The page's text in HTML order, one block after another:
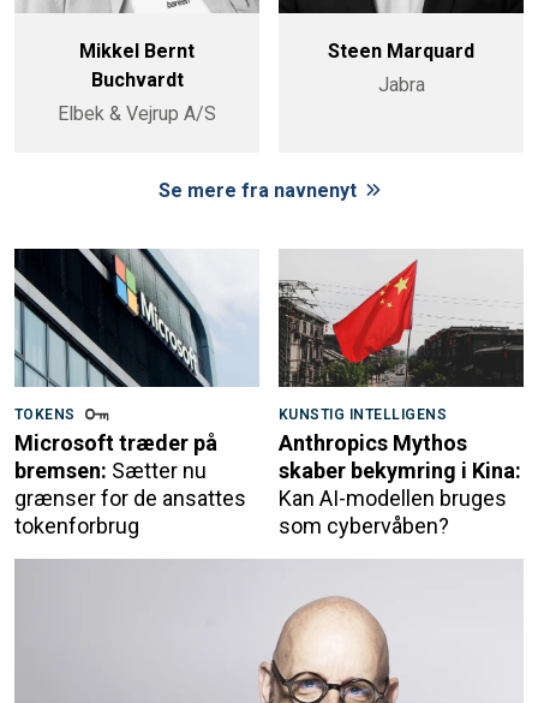
Mikkel Bernt
Buchvardt
Elbek & Vejrup A/S
Steen Marquard
Jabra
Se mere fra navnenyt
TOKENS
Microsoft træder på
bremsen: Sætter nu
grænser for de ansattes
tokenforbrug
KUNSTIG INTELLIGENS
Anthropics Mythos
skaber bekymring i Kina:
Kan AI-modellen bruges
som cybervåben?